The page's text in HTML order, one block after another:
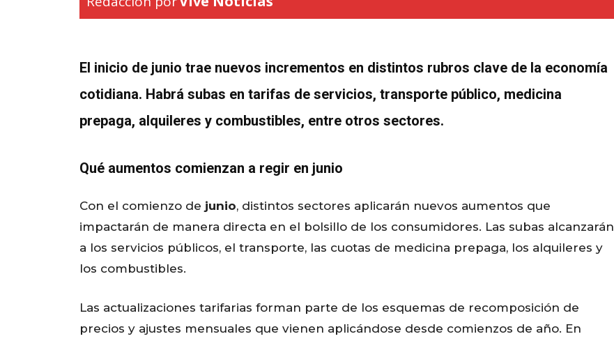
El inicio de junio trae nuevos incrementos en distintos rubros clave de la economía
cotidiana. Habrá subas en tarifas de servicios, transporte público, medicina
prepaga, alquileres y combustibles, entre otros sectores.
Qué aumentos comienzan a regir en junio
Con el comienzo de junio, distintos sectores aplicarán nuevos aumentos que
impactarán de manera directa en el bolsillo de los consumidores. Las subas alcanzarán
a los servicios públicos, el transporte, las cuotas de medicina prepaga, los alquileres y
los combustibles.
Las actualizaciones tarifarias forman parte de los esquemas de recomposición de
precios y ajustes mensuales que vienen aplicándose desde comienzos de año. En